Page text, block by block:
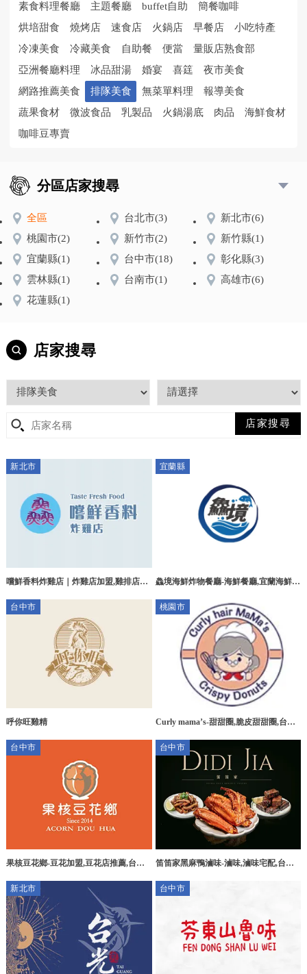
素食料理餐廳
主題餐廳 buffet自助
簡餐咖啡
烘培甜食
燒烤店 速食店 火鍋店 早餐店
小吃特產
冷凍美食
冷藏美食 自助餐 便當
量販店熟食部
亞洲餐廳料理
冰品甜湯 婚宴 喜筳
夜市美食
網路推薦美食
排隊美食 無菜單料理
報導美食
蔬果食材
微波食品 乳製品 火鍋湯底 肉品
海鮮食材
咖啡豆專賣
分區店家搜尋
全區 台北市(3) 新北市(6)
桃園市(2) 新竹市(2) 新竹縣(1)
宜蘭縣(1) 台中市(18) 彰化縣(3)
雲林縣(1) 台南市(1) 高雄市(6)
花蓮縣(1)
店家搜尋
新北市
嚐鮮香料炸雞店｜炸雞店加盟,雞排店加
宜蘭縣
鱻境海鮮炸物餐廳-海鮮餐廳,宜蘭海鮮餐
海鮮炸物小吃店
台中市
呼你旺雞精
桃園市
Curly mama’s-甜甜圈,脆皮甜甜圈,台中
台中市
果核豆花鄉-豆花加盟,豆花店推薦,台中
台中市
笛笛家黑麻鴨滷味-滷味,滷味宅配,台中
新北市
台中市